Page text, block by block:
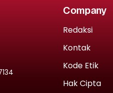
Company
Redaksi
Kontak
Kode Etik
Hak Cipta